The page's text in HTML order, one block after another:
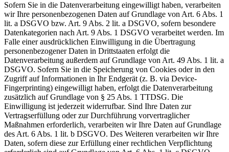
Sofern Sie in die Datenverarbeitung eingewilligt haben, verarbeiten
wir Ihre personenbezogenen Daten auf Grundlage von Art. 6 Abs. 1
lit. a DSGVO bzw. Art. 9 Abs. 2 lit. a DSGVO, sofern besondere
Datenkategorien nach Art. 9 Abs. 1 DSGVO verarbeitet werden. Im
Falle einer ausdrücklichen Einwilligung in die Übertragung
personenbezogener Daten in Drittstaaten erfolgt die
Datenverarbeitung außerdem auf Grundlage von Art. 49 Abs. 1 lit. a
DSGVO. Sofern Sie in die Speicherung von Cookies oder in den
Zugriff auf Informationen in Ihr Endgerät (z. B. via Device-
Fingerprinting) eingewilligt haben, erfolgt die Datenverarbeitung
zusätzlich auf Grundlage von § 25 Abs. 1 TTDSG. Die
Einwilligung ist jederzeit widerrufbar. Sind Ihre Daten zur
Vertragserfüllung oder zur Durchführung vorvertraglicher
Maßnahmen erforderlich, verarbeiten wir Ihre Daten auf Grundlage
des Art. 6 Abs. 1 lit. b DSGVO. Des Weiteren verarbeiten wir Ihre
Daten, sofern diese zur Erfüllung einer rechtlichen Verpflichtung